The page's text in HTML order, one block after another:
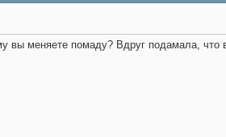
вы меняете помаду? Вдруг подамала,